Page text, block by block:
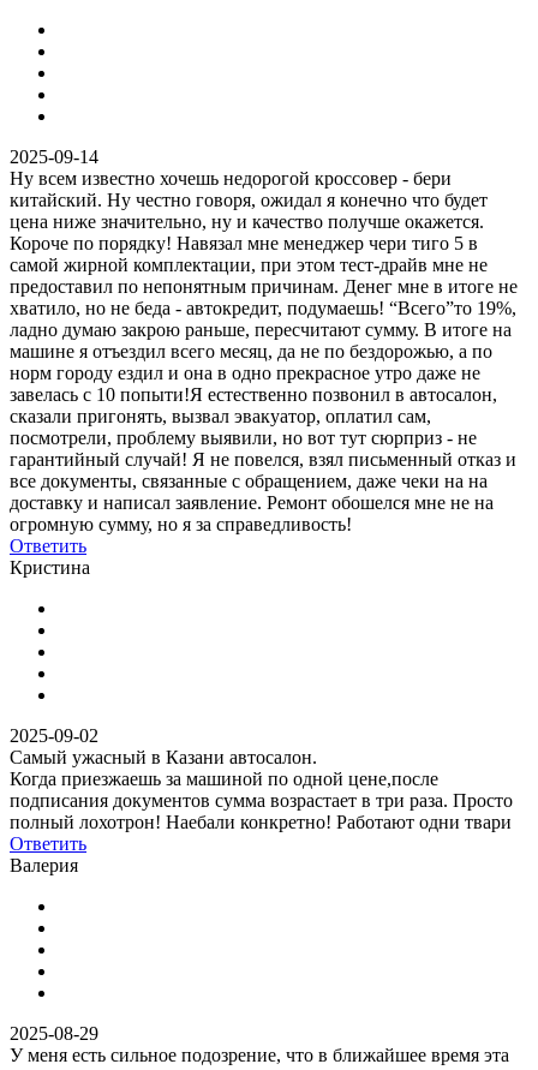
2025-09-14
Ну всем известно хочешь недорогой кроссовер - бери
китайский. Ну честно говоря, ожидал я конечно что будет
цена ниже значительно, ну и качество получше окажется.
Короче по порядку! Навязал мне менеджер чери тиго 5 в
самой жирной комплектации, при этом тест-драйв мне не
предоставил по непонятным причинам. Денег мне в итоге не
хватило, но не беда - автокредит, подумаешь! “Всего”то 19%,
ладно думаю закрою раньше, пересчитают сумму. В итоге на
машине я отъездил всего месяц, да не по бездорожью, а по
норм городу ездил и она в одно прекрасное утро даже не
завелась с 10 попыти!Я естественно позвонил в автосалон,
сказали пригонять, вызвал эвакуатор, оплатил сам,
посмотрели, проблему выявили, но вот тут сюрприз - не
гарантийный случай! Я не повелся, взял письменный отказ и
все документы, связанные с обращением, даже чеки на на
доставку и написал заявление. Ремонт обошелся мне не на
огромную сумму, но я за справедливость!
Ответить
Кристина
2025-09-02
Самый ужасный в Казани автосалон.
Когда приезжаешь за машиной по одной цене,после
подписания документов сумма возрастает в три раза. Просто
полный лохотрон! Наебали конкретно! Работают одни твари
Ответить
Валерия
2025-08-29
У меня есть сильное подозрение, что в ближайшее время эта